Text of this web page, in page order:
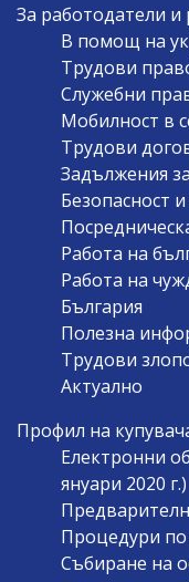
За работодатели
В помощ на
Трудови
Служебни
Мобилност в
Трудови
Задължения
Безопасност
Работа на
Работа на
България
Полезна
Трудови
Актуално
Профил на
Електронни
януари 2020 г.)
Процедури
Събиране на